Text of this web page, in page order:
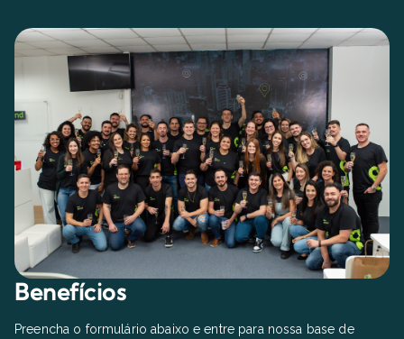
Benefícios
Preencha o formulário abaixo e entre para nossa base de